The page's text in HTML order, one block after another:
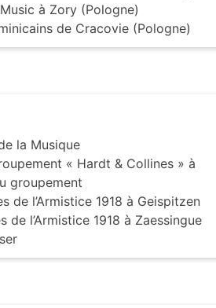
à Zory (Pologne)
de Cracovie (Pologne)
la Musique
« Hardt & Collines » à
groupement
de l’Armistice 1918 à Geispitzen
l’Armistice 1918 à Zaessingue